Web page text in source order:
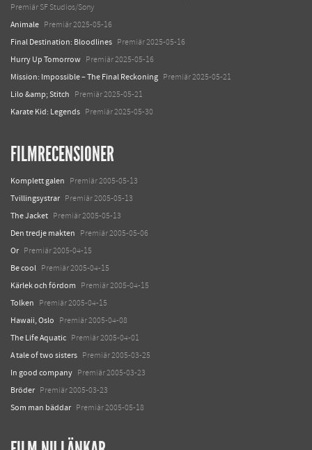
Premiär SF Studios/Sony
Animale Premiär 2025-05-16
Final Destination: Bloodlines Premiär 2025-05-16
Hurry Up Tomorrow Premiär 2025-05-16
Mission: Impossible – The Final Reckoning Premiär 2025-05-21
Lilo &amp; Stitch Premiär 2025-05-21
Karate Kid: Legends Premiär 2025-05-30
FILMRECENSIONER
Komplett galen Premiär 2005-05-13
Tvillingsystrar Premiär 2005-05-13
The Jacket Premiär 2005-05-13
Den tredje makten Premiär 2005-05-06
Or Premiär 2005-04-15
Be cool Premiär 2005-04-15
Kärlek och fördom Premiär 2005-04-15
Tolken Premiär 2005-04-15
Hawaii, Oslo Premiär 2005-04-08
The Life Aquatic Premiär 2005-04-01
A tale of two sisters Premiär 2005-03-25
In good company Premiär 2005-03-23
Bröder Premiär 2005-03-23
Som man bäddar Premiär 2005-05-18